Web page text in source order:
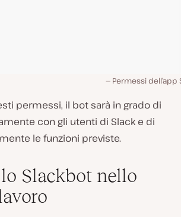
Permessi dell’app
permessi, il bot sarà in grado di
con gli utenti di Slack e di
le funzioni previste.
Slackbot nello